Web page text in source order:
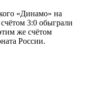
«Динамо» на
3:0 обыграли
же счётом
России.